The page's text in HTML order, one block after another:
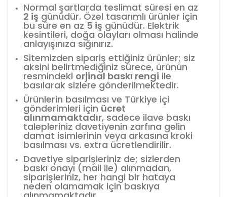
Normal şartlarda teslimat süresi en az
2 iş günüdür. Özel tasarımlı ürünler için
bu süre en az 5 iş günüdür. Elektrik
kesintileri, doğa olayları olması halinde
anlayışınıza sığınırız.
Sitemizden sipariş ettiğiniz ürünler; siz
aksini belirtmediğiniz sürece, ürünün
resmindeki orjinal baskı rengi ile
basılarak sizlere gönderilmektedir.
Ürünlerin basılması ve Türkiye içi
gönderimleri için ücret
alınmamaktadır, sadece ilave baskı
talepleriniz davetiyenin zarfına gelin
damat isimlerinin veya arkasına kroki
basılması vs. extra ücretlendirilir.
Davetiye siparişleriniz de; sizlerden
baskı onayı (mail ile) alınmadan,
siparişleriniz, her hangi bir hataya
neden olamamak için baskıya